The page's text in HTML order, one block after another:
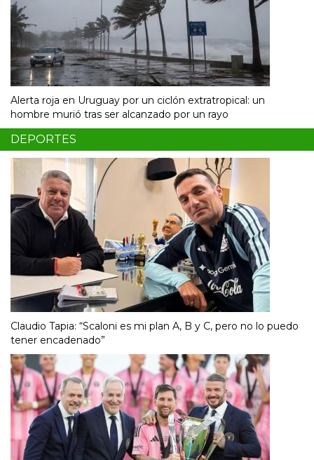
Alerta roja en Uruguay por un ciclón extratropical: un
hombre murió tras ser alcanzado por un rayo
DEPORTES
Claudio Tapia: “Scaloni es mi plan A, B y C, pero no lo puedo
tener encadenado”